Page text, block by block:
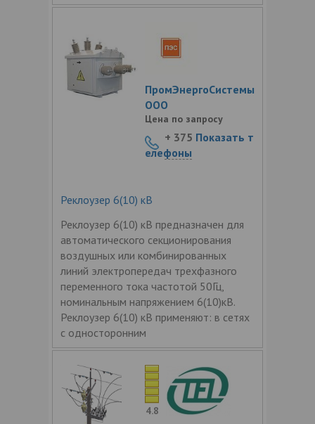
Реклоузер 6(10) кВ
Реклоузер 6(10) кВ предназначен для
автоматического секционирования
воздушных или комбинированных
линий электропередач трехфазного
переменного тока частотой 50Гц,
номинальным напряжением 6(10)кВ.
Реклоузер 6(10) кВ применяют: в сетях
с односторонним
ПромЭнергоСистемы
ООО
Цена по запросу
+ 375 Показать т
елефоны
4.8